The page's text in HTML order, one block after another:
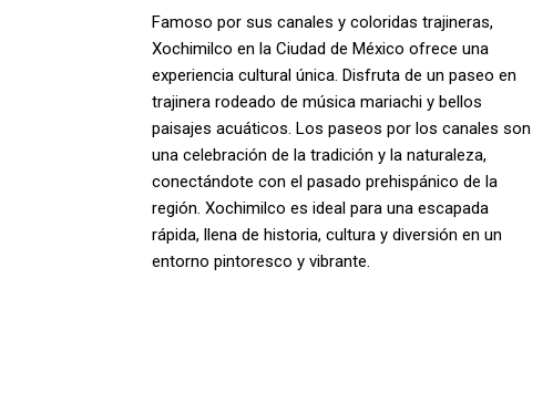
Famoso por sus canales y coloridas trajineras,
Xochimilco en la Ciudad de México ofrece una
experiencia cultural única. Disfruta de un paseo en
trajinera rodeado de música mariachi y bellos
paisajes acuáticos. Los paseos por los canales son
una celebración de la tradición y la naturaleza,
conectándote con el pasado prehispánico de la
región. Xochimilco es ideal para una escapada
rápida, llena de historia, cultura y diversión en un
entorno pintoresco y vibrante.